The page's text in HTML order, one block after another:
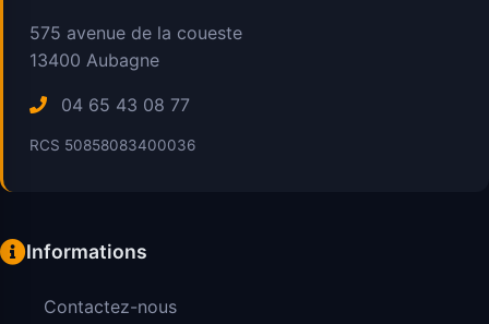
575 avenue de la coueste
13400 Aubagne
04 65 43 08 77
RCS 50858083400036
Informations
Contactez-nous